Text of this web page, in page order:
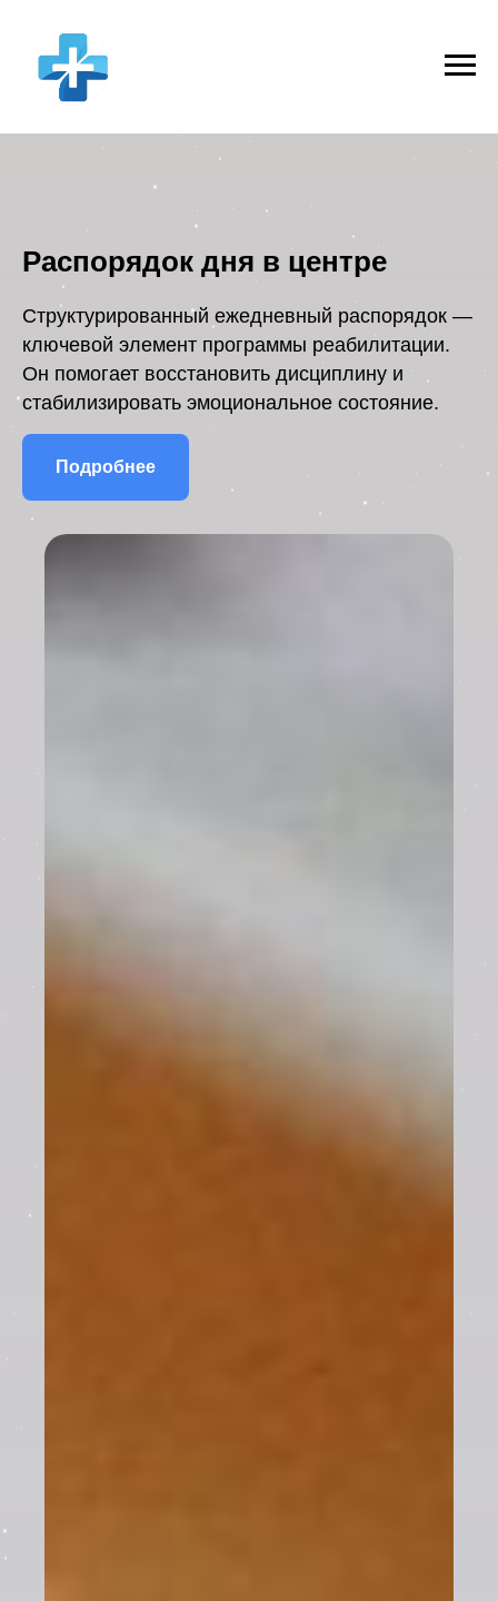
Распорядок дня в центре
Структурированный ежедневный распорядок —
ключевой элемент программы реабилитации.
Он помогает восстановить дисциплину и
стабилизировать эмоциональное состояние.
Подробнее